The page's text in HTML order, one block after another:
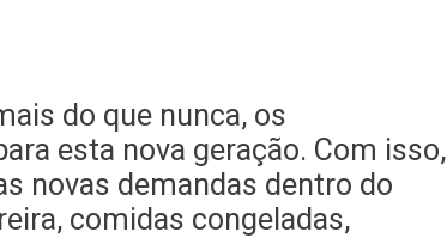
do que nunca, os
esta nova geração. Com isso,
novas demandas dentro do
comidas congeladas,